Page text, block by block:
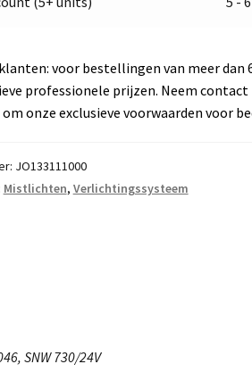
voor bestellingen van meer dan
professionele prijzen. Neem
onze exclusieve voorwaarden voor
JO133111000
Mistlichten, Verlichtingssysteem
SNW 730/24V